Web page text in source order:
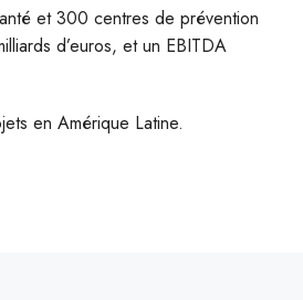
et 300 centres de prévention
d’euros, et un EBITDA
en Amérique Latine.